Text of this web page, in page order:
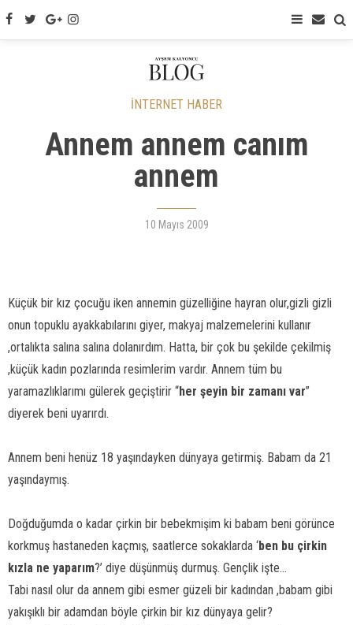
İNTERNET HABER
Annem annem canım
annem
10 Mayıs 2009
Küçük bir kız çocuğu iken annemin güzelliğine hayran olur,gizli gizli
onun topuklu ayakkabılarını giyer, makyaj malzemelerini kullanır
,ortalıkta salına salına dolanırdım. Hatta, bir çok bu şekilde çekilmiş
,küçük kadın pozlarında resimlerim vardır. Annem tüm bu
yaramazlıklarımı gülerek geçiştirir “her şeyin bir zamanı var”
diyerek beni uyarırdı.
Annem beni henüz 18 yaşındayken dünyaya getirmiş. Babam da 21
yaşındaymış.
Doğduğumda o kadar çirkin bir bebekmişim ki babam beni görünce
korkmuş hastaneden kaçmış, saatlerce sokaklarda ‘ben bu çirkin
kızla ne yaparım?’ diye düşünmüş durmuş. Gençlik işte…
Tabi nasıl olur da annem gibi esmer güzeli bir kadından ,babam gibi
yakışıklı bir adamdan böyle çirkin bir kız dünyaya gelir?